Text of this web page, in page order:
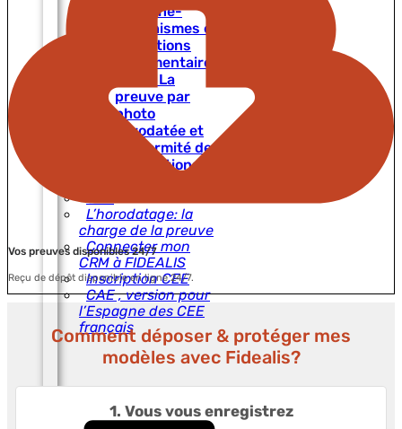
Espagne-
Mécanismes et
obligations
règlementaires
CAE – La
preuve par
photo
horodatée et
conformité des
installations
L’horodatage: la
charge de la preuve
Connecter mon
CRM à FIDEALIS
Inscription CEE
CAE , version pour
l’Espagne des CEE
français
Vos preuves disponibles 24/7
Reçu de dépôt disponible en ligne 24/7.
Comment déposer & protéger mes
modèles avec Fidealis?
1. Vous vous enregistrez